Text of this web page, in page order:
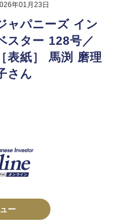
年01月23日
ャパニーズ イン
スター 128号／
［表紙］ 馬渕 磨理
さん
ー